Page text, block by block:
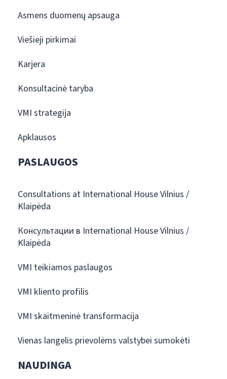
Asmens duomenų apsauga
Viešieji pirkimai
Karjera
Konsultacinė taryba
VMI strategija
Apklausos
PASLAUGOS
Consultations at International House Vilnius /
Klaipėda
Консультации в International House Vilnius /
Klaipėda
VMI teikiamos paslaugos
VMI kliento profilis
VMI skaitmeninė transformacija
Vienas langelis prievolėms valstybei sumokėti
NAUDINGA